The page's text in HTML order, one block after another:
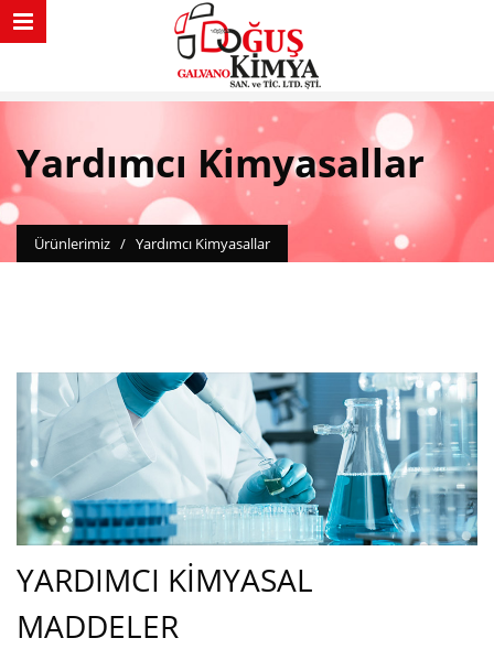
Yardımcı Kimyasallar
Ürünlerimiz / Yardımcı Kimyasallar
YARDIMCI KİMYASAL
MADDELER